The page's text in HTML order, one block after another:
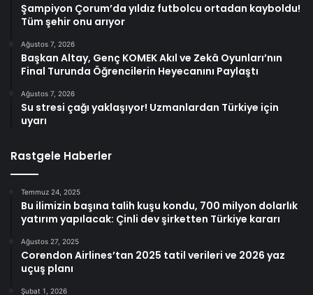
Şampiyon Çorum’da yıldız futbolcu ortadan kayboldu!
Tüm şehir onu arıyor
Ağustos 7, 2026
Başkan Altay, Genç KOMEK Akıl ve Zekâ Oyunları’nın
Final Turunda Öğrencilerin Heyecanını Paylaştı
Ağustos 7, 2026
Su stresi çağı yaklaşıyor! Uzmanlardan Türkiye için
uyarı
Rastgele Haberler
Temmuz 24, 2025
Bu ilimizin başına talih kuşu kondu, 700 milyon dolarlık
yatırım yapılacak: Çinli dev şirketten Türkiye kararı
Ağustos 27, 2025
Corendon Airlines’tan 2025 tatil verileri ve 2026 yaz
uçuş planı
Şubat 1, 2026